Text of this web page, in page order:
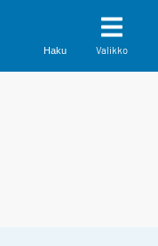
Haku Valikko